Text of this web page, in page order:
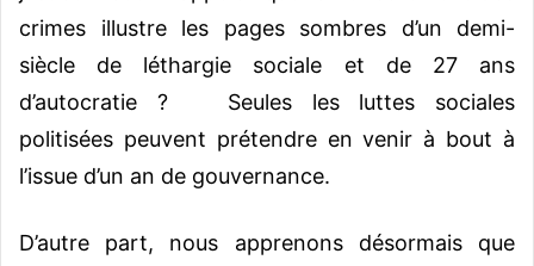
crimes illustre les pages sombres d’un demi-
siècle de léthargie sociale et de 27 ans
d’autocratie ? Seules les luttes sociales
politisées peuvent prétendre en venir à bout à
l’issue d’un an de gouvernance.
D’autre part, nous apprenons désormais que